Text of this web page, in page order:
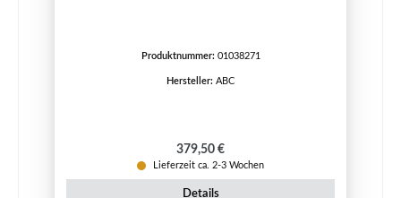
Produktnummer: 01038271
Hersteller: ABC
Regulärer Preis:
379,50 €
Lieferzeit ca. 2-3 Wochen
Details